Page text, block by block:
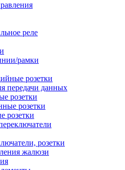
реле
рамки
розетки
передачи данных
розетки
розетки
розетки
розетки
жалюзи